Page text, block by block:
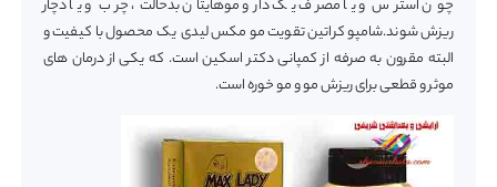
چون استرس و یا مصرف یک دارو موهایتان بدحالت، چرب و یا دچار
ریزش شوند.شامپو کراتین تقویت مو مکس لیدی یک محصول با کیفیت و
البته مقرون به صرفه از کمپانی دکتر اسکین است. که یکی از درمان های
موثر و قطعی برای ریزش مو و مو خوره است.